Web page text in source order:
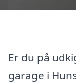
Er du på
garage i